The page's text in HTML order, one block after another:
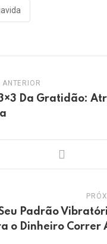
ANTERIOR
Da Gratidão:
Padrão
o Dinheiro Correr